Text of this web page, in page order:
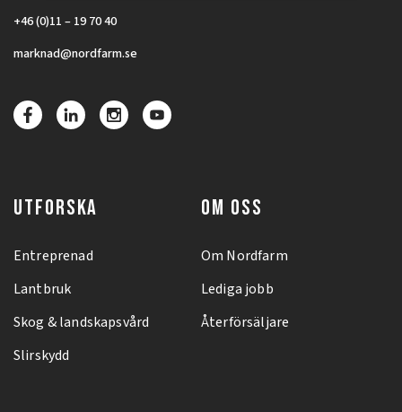
+46 (0)11 – 19 70 40
marknad@nordfarm.se
UTFORSKA
Entreprenad
Lantbruk
Skog & landskapsvård
Slirskydd
OM OSS
Om Nordfarm
Lediga jobb
Återförsäljare